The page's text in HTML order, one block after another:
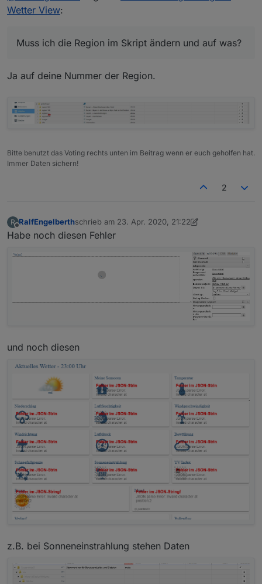
warn
Ich vermute, dass das was mit der
was?
Wetter View:
Muss ich die Region im Skript ändern und auf was?
Ja auf deine Nummer der Region.
Bitte benutzt das Voting rechts unten im Beitrag wenn er euch geholfen hat.
Immer Daten sichern!
2
R
Offline
RalfEngelberthschrieb am 23. Apr. 2020, 21:22
zuletzt editiert von Negalein
Habe noch diesen Fehler
und noch diesen
z.B. bei Sonneneinstrahlung stehen Daten